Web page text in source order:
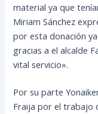
material ya que
Miriam Sánchez
por esta donación
gracias a el alcalde
vital servicio».
Por su parte
Fraija por el trabajo